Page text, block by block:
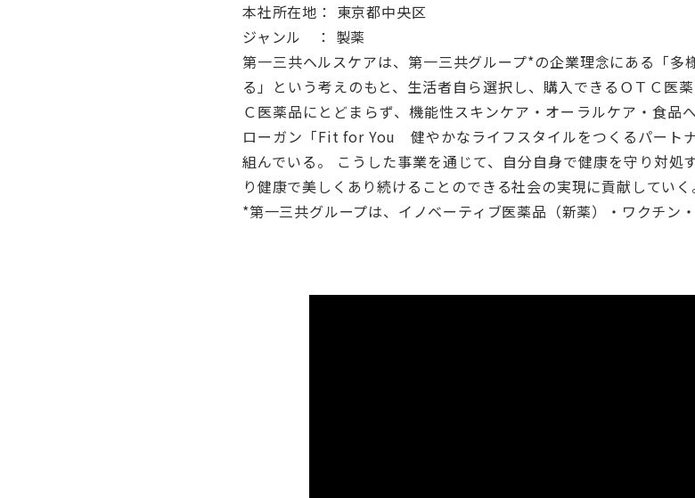
本社所在地： 東京都中央区
ジャンル ： 製薬
第一三共ヘルスケアは、第一三共グループ*の企業理念にある「多
る」という考えのもと、生活者自ら選択し、購入できるＯＴＣ医
Ｃ医薬品にとどまらず、機能性スキンケア・オーラルケア・食品
ローガン「Fit for You 健やかなライフスタイルをつくるパート
組んでいる。 こうした事業を通じて、自分自身で健康を守り対処
り健康で美しくあり続けることのできる社会の実現に貢献していく
*第一三共グループは、イノベーティブ医薬品（新薬）・ワクチン